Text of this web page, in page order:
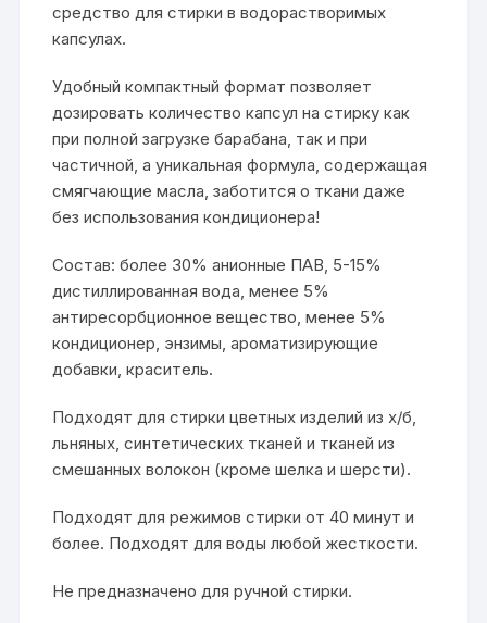
средство для стирки в водорастворимых
капсулах.
Удобный компактный формат позволяет
дозировать количество капсул на стирку как
при полной загрузке барабана, так и при
частичной, а уникальная формула, содержащая
смягчающие масла, заботится о ткани даже
без использования кондиционера!
Состав: более 30% анионные ПАВ, 5-15%
дистиллированная вода, менее 5%
антиресорбционное вещество, менее 5%
кондиционер, энзимы, ароматизирующие
добавки, краситель.
Подходят для стирки цветных изделий из х/б,
льняных, синтетических тканей и тканей из
смешанных волокон (кроме шелка и шерсти).
Подходят для режимов стирки от 40 минут и
более. Подходят для воды любой жесткости.
Не предназначено для ручной стирки.